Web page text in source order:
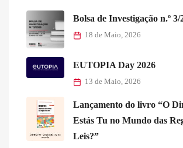
Bolsa de Investigação n.º 3/
18 de Maio, 2026
EUTOPIA Day 2026
13 de Maio, 2026
Lançamento do livro “O
Estás Tu no Mundo das
Leis?”